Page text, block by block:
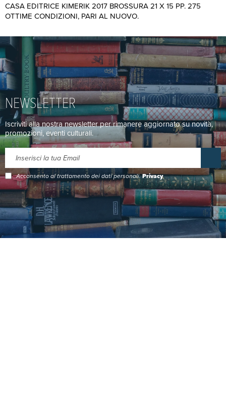
CASA EDITRICE KIMERIK 2017 BROSSURA 21 X 15 PP. 275
OTTIME CONDIZIONI, PARI AL NUOVO.
NEWSLETTER
Iscriviti alla nostra newsletter per rimanere aggiornato su novità,
promozioni, eventi culturali.
Acconsento al trattamento dei dati personali.Privacy